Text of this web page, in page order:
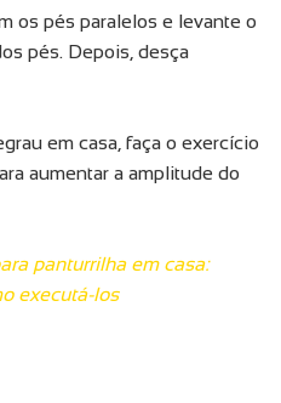
os pés paralelos e levante o
pés. Depois, desça
em casa, faça o exercício
aumentar a amplitude do
panturrilha em casa:
executá-los